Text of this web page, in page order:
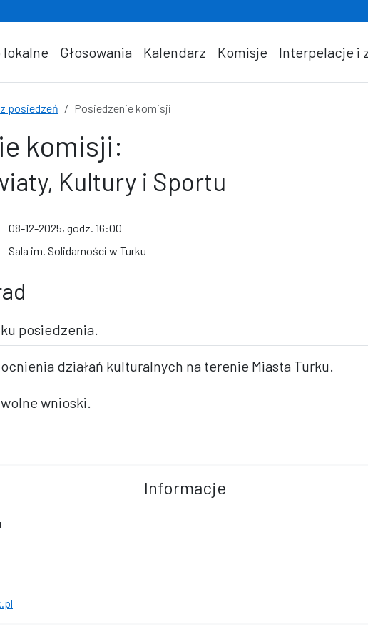
lokalne Głosowania Kalendarz Komisje Interpelacje i
posiedzeń Posiedzenie komisji
komisji:
Kultury i Sportu
08-12-2025, godz. 16:00
Sala im. Solidarności w Turku
posiedzenia.
działań kulturalnych na terenie Miasta Turku.
wnioski.
Informacje